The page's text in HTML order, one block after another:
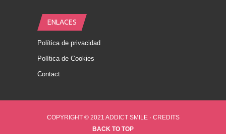
ENLACES
Política de privacidad
Política de Cookies
Contact
COPYRIGHT © 2021 ADDICT SMILE · CREDITS
BACK TO TOP